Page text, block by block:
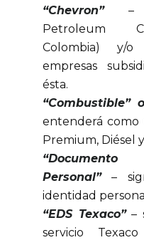
“Chevron”–
Petroleum
Colombia) y/
empresas
ésta.
“Combustible”
entenderá como
Premium, Diésel
Personal”–
identidad
“EDS Texaco”–
servicio